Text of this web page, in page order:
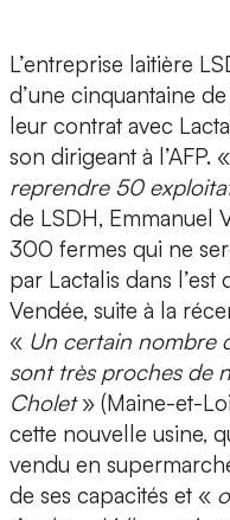
L’entreprise laitière
d’une cinquantaine
leur contrat avec
son dirigeant à l’AFP. «
reprendre 50
de LSDH, Emmanuel
300 fermes qui ne
par Lactalis dans
Vendée, suite à la
« Un certain nombre
sont très proches de
Cholet» (Maine-et-
cette nouvelle usine,
vendu en
de ses capacités et «